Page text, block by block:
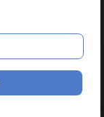
phone
0493 37 09 79